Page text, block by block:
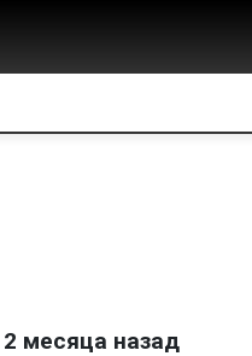
2 месяца назад